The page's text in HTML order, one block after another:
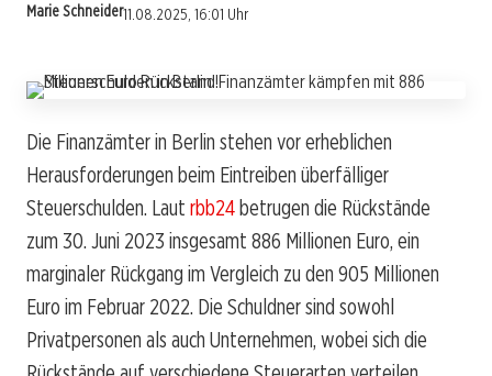
Marie Schneider11.08.2025, 16:01 Uhr
Die Finanzämter in Berlin stehen vor erheblichen
Herausforderungen beim Eintreiben überfälliger
Steuerschulden. Laut rbb24betrugen die Rückstände
zum 30. Juni 2023 insgesamt 886 Millionen Euro, ein
marginaler Rückgang im Vergleich zu den 905 Millionen
Euro im Februar 2022. Die Schuldner sind sowohl
Privatpersonen als auch Unternehmen, wobei sich die